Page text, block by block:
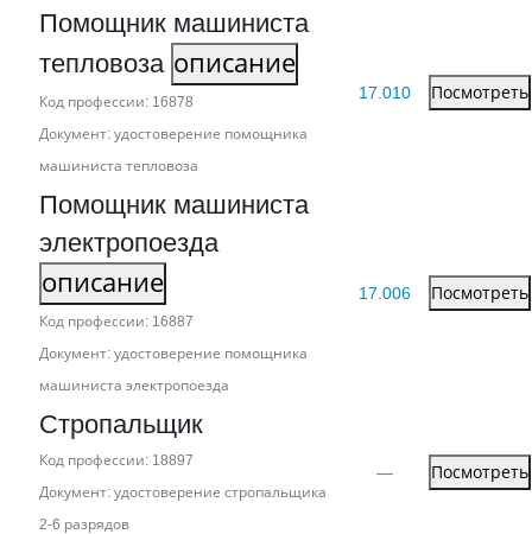
Помощник машиниста
тепловоза описание
Код профессии: 16878
Документ: удостоверение помощника
машиниста тепловоза
17.010 Посмотреть
Помощник машиниста
электропоезда
описание
Код профессии: 16887
Документ: удостоверение помощника
машиниста электропоезда
17.006 Посмотреть
Стропальщик
Код профессии: 18897
Документ: удостоверение стропальщика
2‑6 разрядов
— Посмотреть